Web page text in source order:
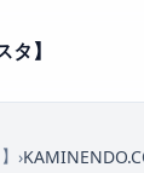
】
›